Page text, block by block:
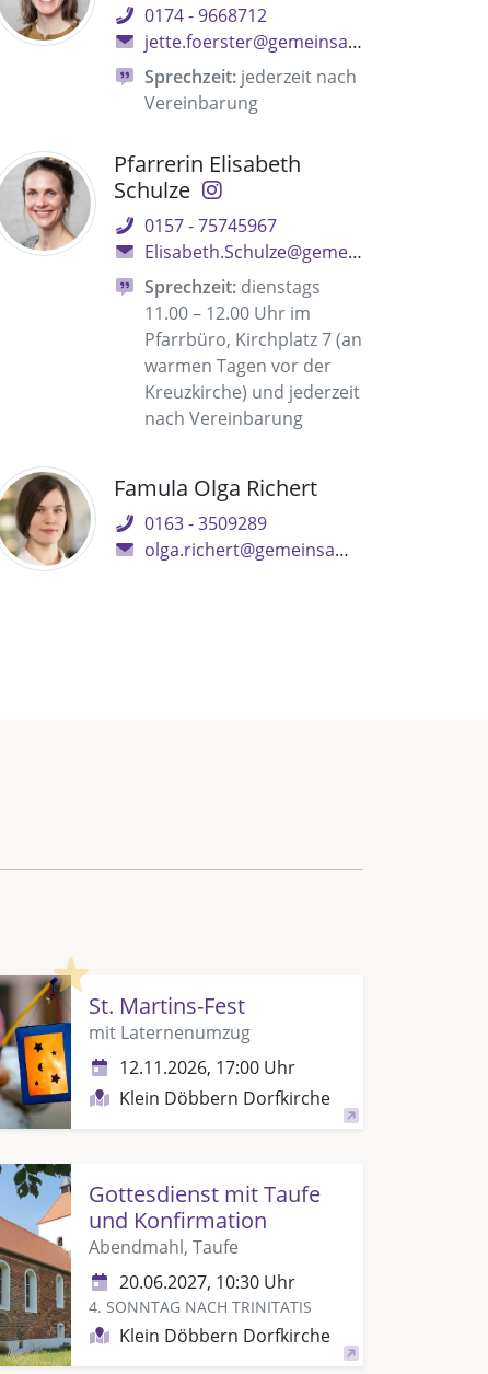
0174 - 9668712
jette.foerster@gemeinsam.ekbo.de
Sprechzeit:jederzeit nach
Vereinbarung
Pfarrerin Elisabeth
Schulze
0157 - 75745967
Elisabeth.Schulze@gemeinsam.ekbo.de
Sprechzeit:dienstags
11.00 – 12.00 Uhr im
Pfarrbüro, Kirchplatz 7 (an
warmen Tagen vor der
Kreuzkirche) und jederzeit
nach Vereinbarung
Famula Olga Richert
0163 - 3509289
olga.richert@gemeinsam.ekbo.de
Highlight
St. Martins-Fest
mit Laternenumzug
12.11.2026, 17:00 Uhr
Klein Döbbern Dorfkirche
Gottesdienst mit Taufe
und Konfirmation
Abendmahl, Taufe
20.06.2027, 10:30 Uhr
4. SONNTAG NACH TRINITATIS
Klein Döbbern Dorfkirche